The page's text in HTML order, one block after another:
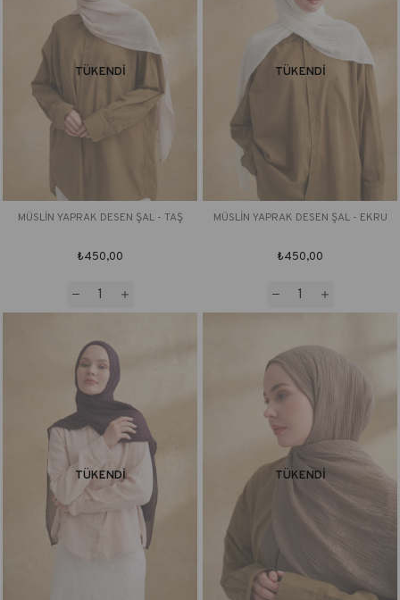
TÜKENDI
MÜSLİN YAPRAK DESEN ŞAL - TAŞ
₺450,00
TÜKENDI
MÜSLİN YAPRAK DESEN ŞAL - EKRU
₺450,00
TÜKENDI TÜKENDI